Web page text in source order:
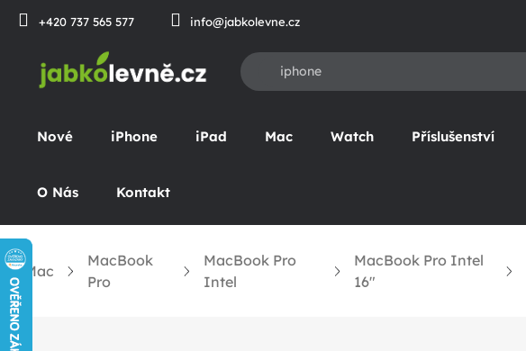
Přejít
+420 737 565 577 info@jabkolevne.cz
Nové iPhone iPad Mac Watch Příslušenství
O Nás Kontakt
Mac
MacBook
Pro
MacBook Pro
Intel
MacBook Pro Intel
16"